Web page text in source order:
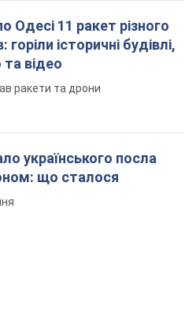
що сталося